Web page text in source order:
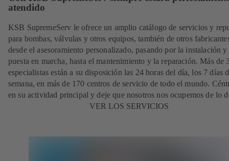
atendido
KSB SupremeServ le ofrece un amplio catálogo de servicios y
para bombas, válvulas y otros equipos, también de otros
desde el asesoramiento personalizado, pasando por la instalación y
puesta en marcha, hasta el mantenimiento y la reparación. Más de
especialistas están a su disposición las 24 horas del día, los 7 días
semana, en más de 170 centros de servicio de todo el mundo.
en su actividad principal y deje que nosotros nos ocupemos de lo
VER LOS SERVICIOS